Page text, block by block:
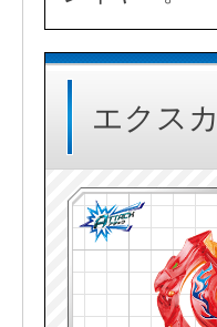
エクス